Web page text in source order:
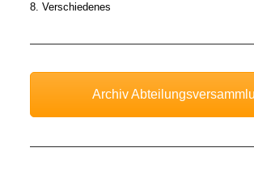
8. Verschiedenes
Archiv